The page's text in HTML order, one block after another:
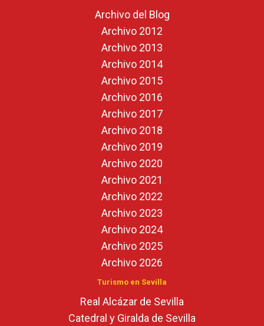
Archivo del Blog
Archivo 2012
Archivo 2013
Archivo 2014
Archivo 2015
Archivo 2016
Archivo 2017
Archivo 2018
Archivo 2019
Archivo 2020
Archivo 2021
Archivo 2022
Archivo 2023
Archivo 2024
Archivo 2025
Archivo 2026
Turismo en Sevilla
Real Alcázar de Sevilla
Catedral y Giralda de Sevilla